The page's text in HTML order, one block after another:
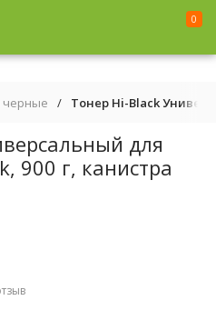
0
/ Тонер Hi-Black
для
900 г, канистра